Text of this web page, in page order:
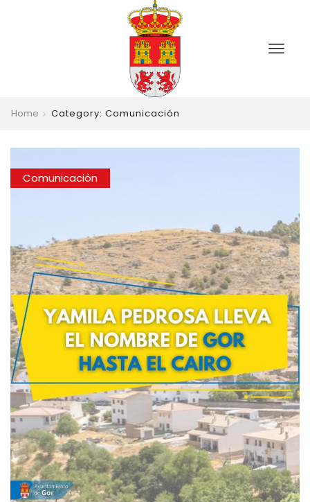
Home Category: Comunicación
Comunicación